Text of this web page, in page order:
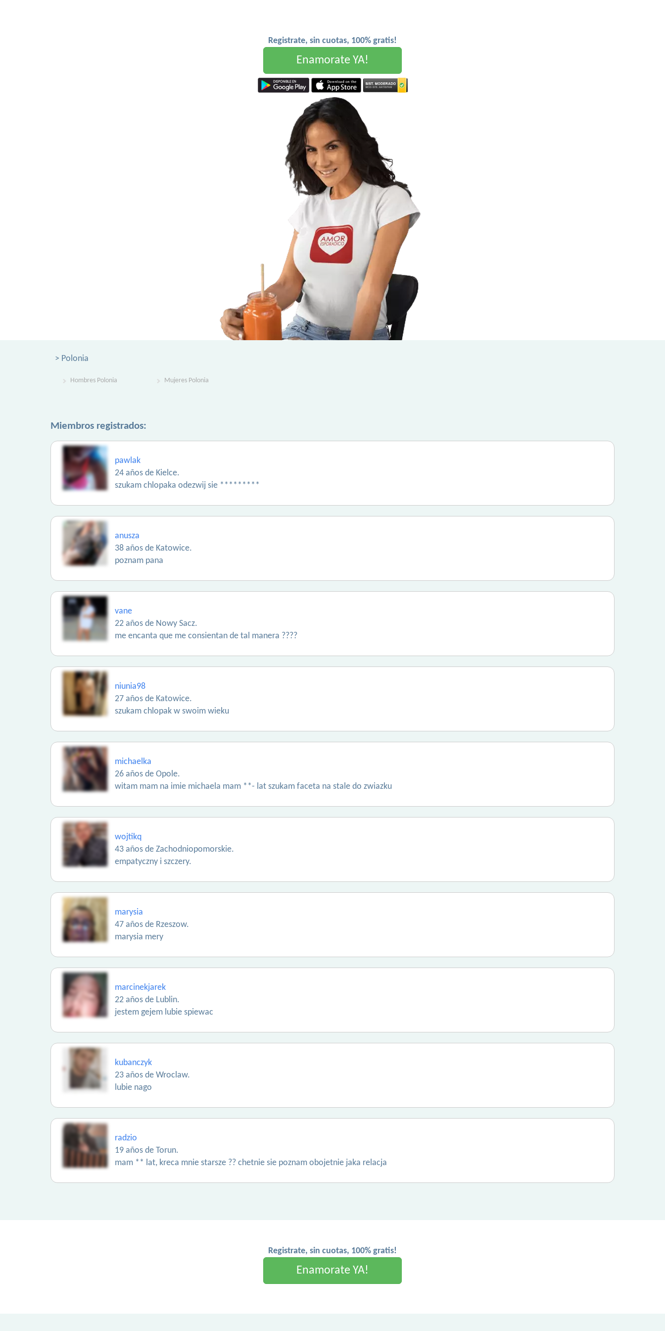
Registrate, sin cuotas, 100% gratis!
Enamorate YA!
> Polonia
Hombres Polonia Mujeres Polonia
Miembros registrados:
pawlak
24 años de Kielce.
szukam chlopaka odezwij sie *********
anusza
38 años de Katowice.
poznam pana
vane
22 años de Nowy Sacz.
me encanta que me consientan de tal manera ????
niunia98
27 años de Katowice.
szukam chlopak w swoim wieku
michaelka
26 años de Opole.
witam mam na imie michaela mam **- lat szukam faceta na stale do zwiazku
wojtikq
43 años de Zachodniopomorskie.
empatyczny i szczery.
marysia
47 años de Rzeszow.
marysia mery
marcinekjarek
22 años de Lublin.
jestem gejem lubie spiewac
kubanczyk
23 años de Wroclaw.
lubie nago
radzio
19 años de Torun.
mam ** lat, kreca mnie starsze ?? chetnie sie poznam obojetnie jaka relacja
Registrate, sin cuotas, 100% gratis!
Enamorate YA!